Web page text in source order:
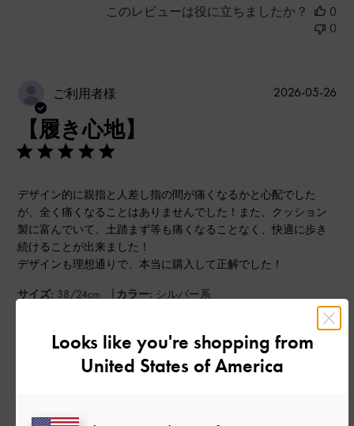
このレビューは役に立ちましたか？
0
0
ご利用者様
【履き心地】
デザイン的に親指と人差し指の間が痛くなるかと心配でした
が、全く痛くなることはありませんでした！また、クッション
製に富んでいて、土踏まず等も痛くなることなく、快適に歩き
続けることが出来ました！
デザインも理想通りで、本当に購入して正解でした！
サイズ: 38/24cm | カラー: シルバー系
とてもよかった
公
2026-05-26
Looks like you're shopping from
United States of America